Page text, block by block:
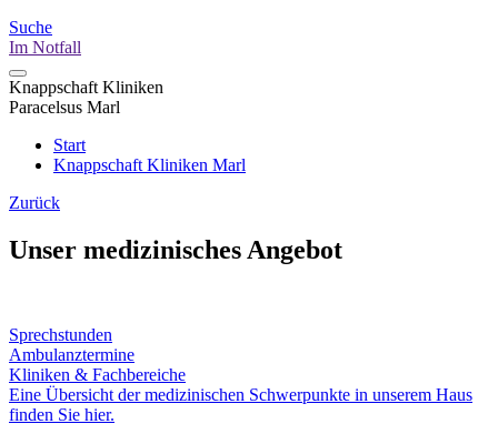
Suche
Im Notfall
Knappschaft Kliniken
Paracelsus Marl
Start
Knappschaft Kliniken Marl
Zurück
Unser medizinisches Angebot
Sprechstunden
Ambulanztermine
Kliniken & Fachbereiche
Eine Übersicht der medizinischen Schwerpunkte in unserem Haus
finden Sie hier.